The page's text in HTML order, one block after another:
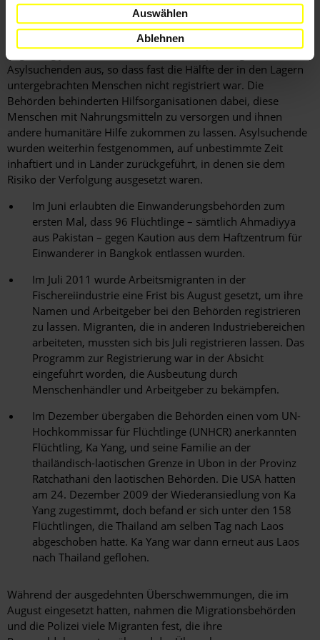
Auswählen
Ablehnen
Wiederansiedlung in Drittstaaten wurde fortgesetzt. Ende
2011 lebten fast 150000 Flüchtlinge in neun Lagern an der
Grenze zu Myanmar. Im fünften Jahr in Folge setzte die
Regierung jedoch ihr Verfahren zur Überprüfung der
Asylsuchenden aus, so dass fast die Hälfte der in den Lagern
untergebrachten Menschen nicht registriert war. Die
Behörden behinderten Hilfsorganisationen dabei, diese
Menschen mit Nahrungsmitteln zu versorgen und ihnen
andere humanitäre Hilfe zukommen zu lassen. Asylsuchende
wurden weiterhin festgenommen, auf unbestimmte Zeit
inhaftiert und in Länder zurückgeführt, in denen sie dem
Risiko der Verfolgung ausgesetzt waren.
Im Juni erlaubten die Einwanderungsbehörden zum
ersten Mal, dass 96 Flüchtlinge – sämtlich Ahmadiyya
aus Pakistan – gegen Kaution aus dem Haftzentrum für
Einwanderer in Bangkok entlassen wurden.
Im Juli 2011 wurde Arbeitsmigranten in der
Fischereiindustrie eine Frist bis August gesetzt, um ihre
Namen und Arbeitgeber bei den Behörden registrieren
zu lassen. Migranten, die in anderen Industriebereichen
arbeiteten, mussten sich bis Juli registrieren lassen. Das
Programm zur Registrierung war in der Absicht
eingeführt worden, die Ausbeutung durch
Menschenhändler und Arbeitgeber zu bekämpfen.
Im Dezember übergaben die Behörden einen vom UN-
Hochkommissar für Flüchtlinge (UNHCR) anerkannten
Flüchtling, Ka Yang, und seine Familie an der
thailändisch-laotischen Grenze in Ubon in der Provinz
Ratchathani den laotischen Behörden. Die USA hatten
am 24. Dezember 2009 der Wiederansiedlung von Ka
Yang zugestimmt, doch befand er sich unter den 158
Flüchtlingen, die Thailand am selben Tag nach Laos
abgeschoben hatte. Ka Yang war dann erneut aus Laos
nach Thailand geflohen.
Während der ausgedehnten Überschwemmungen, die im
August eingesetzt hatten, nahmen die Migrationsbehörden
und die Polizei viele Migranten fest, die ihre